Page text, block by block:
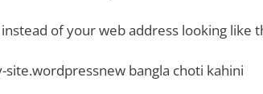
instead of your web address looking like
site.wordpressnew bangla choti kahini